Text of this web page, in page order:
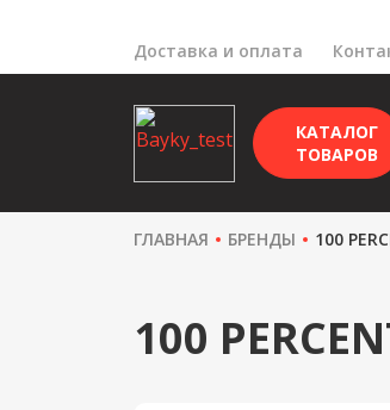
Доставка и оплата
КАТАЛОГ
ТОВАРОВ
ГЛАВНАЯ БРЕНДЫ 100
100